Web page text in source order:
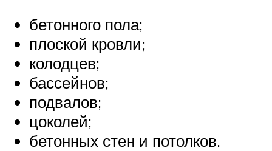
бетонного пола;
плоской кровли;
колодцев;
бассейнов;
подвалов;
цоколей;
бетонных стен и потолков.